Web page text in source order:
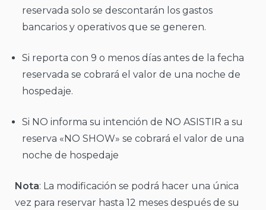
reservada solo se descontarán los gastos
bancarios y operativos que se generen.
Si reporta con 9 o menos días antes de la fecha
reservada se cobrará el valor de una noche de
hospedaje.
Si NO informa su intención de NO ASISTIR a su
reserva «NO SHOW» se cobrará el valor de una
noche de hospedaje
Nota: La modificación se podrá hacer una única
vez para reservar hasta 12 meses después de su